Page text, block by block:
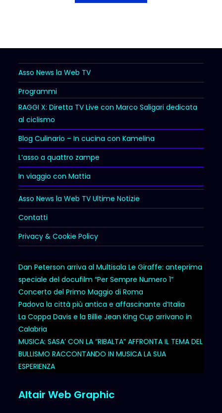
Asso News la Web TV
Programmi
RAGGI X: Diretta TV Live con Marco Saligari dedicata
al ciclismo
Blog Culinario – In cucina con Kamelina
L’asso a quattro zampe
In viaggio con Mattia
Asso News la Web TV Ultime Notizie
Contatti
Privacy & Cookie Policy
Dan Peterson arriva al Multisala Le Giraffe: anteprima
speciale del docufilm “Per Sempre Numero 1”
Concerto del Primo Maggio di Roma
Padova la città più antica e affascinante d’Italia
La Coppa Davis e la Billie Jean King Cup arrivano in
Calabria
MUSICA: SASA’ CON LA “RIBALTA” AFFRONTA IL TEMA DEL
BULLISMO RACCONTANDO IN MUSICA LA SUA
ESPERIENZA
Altair Web Graphic